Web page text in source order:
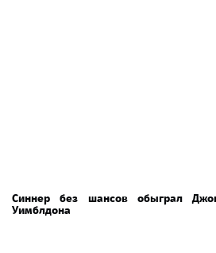
Синнер без шансов обыграл
Уимблдона